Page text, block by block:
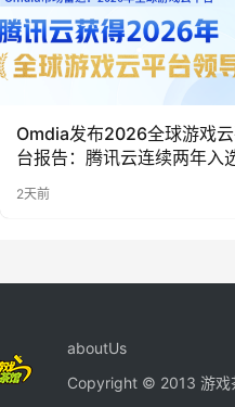
Omdia发布2026全球游戏
台报告：腾讯云连续两年入
2天前
aboutUs
Copyright © 2013 游戏